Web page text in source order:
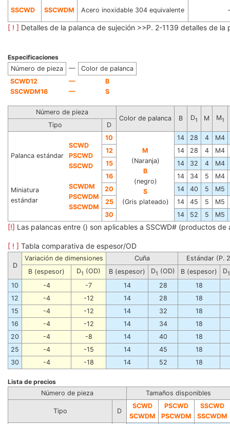
SSCWD SSCWDM Acero inoxidable 304 equivalente
[ ! ] Detalles de la palanca de sujeción >>P. 2-1139 detalles de
Especificaciones
Número de pieza
—
Color de palanca
SCWD12
SSCWDM16
—
—
B
S
Número de pieza
Color de palanca
B D1 M M1
Tipo D
Palanca estándar
SCWD
PSCWD
SSCWD
SCWDM
PSCWDM
SSCWDM
10
M
(Naranja)
B
(negro)
S
(Gris plateado)
14 28 4
M4
12
14 28 4
M4
15
14 32 4 M4
Miniatura
estándar
16 14 34 5
M4
20
14 40 5
M5
25
14 45 5
M5
30
14 52 5 M5
[!] Las palancas entre () son aplicables a SSCWD# (productos
[ ! ] Tabla comparativa de espesor/OD
D
Variación de dimensiones Cuña
Estándar (P.
B (espesor)
D1 (OD) B (espesor) D1 (OD) B (espesor) D1
10 -4 -7 14 28
18
12
-4 -12 14 28
18
15
-4 -12 14 32
18
16
-4 -12 14 34
18
20
-4 -8 14 40
18
25
-4 -15 14 45
18
30
-4 -18 14 52 18
Lista de precios
Número de pieza
Tamaños disponibles
Tipo D
SCWD
SCWDM
PSCWD
PSCWDM
SSCWD
SSCWDM